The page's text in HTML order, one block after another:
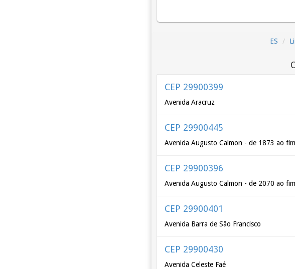
ES
CEP 29900399
Avenida Aracruz
CEP 29900445
Avenida Augusto Calmon - de 1873 ao
CEP 29900396
Avenida Augusto Calmon - de 2070 ao
CEP 29900401
Avenida Barra de São Francisco
CEP 29900430
Avenida Celeste Faé